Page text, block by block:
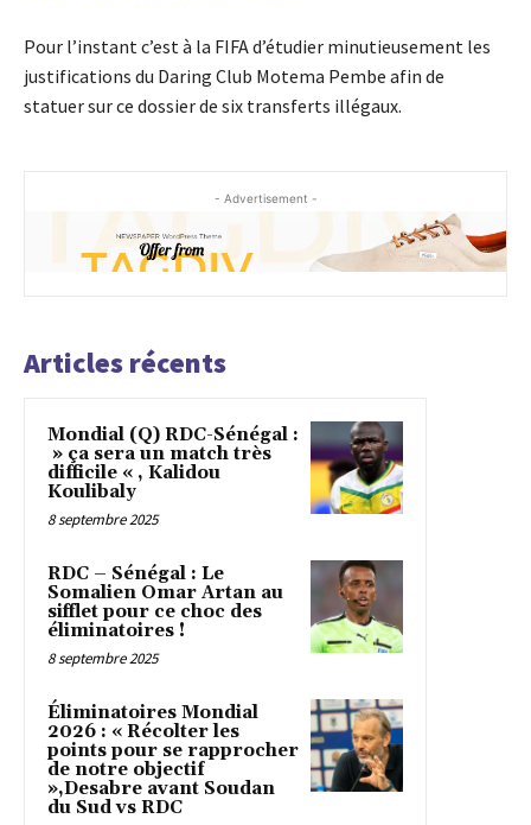
Pour l’instant c’est à la FIFA d’étudier minutieusement les
justifications du Daring Club Motema Pembe afin de
statuer sur ce dossier de six transferts illégaux.
- Advertisement -
Articles récents
Mondial (Q) RDC-Sénégal :
» ça sera un match très
difficile « , Kalidou
Koulibaly
8 septembre 2025
RDC – Sénégal : Le
Somalien Omar Artan au
sifflet pour ce choc des
éliminatoires !
8 septembre 2025
Éliminatoires Mondial
2026 : « Récolter les
points pour se rapprocher
de notre objectif
»,Desabre avant Soudan
du Sud vs RDC